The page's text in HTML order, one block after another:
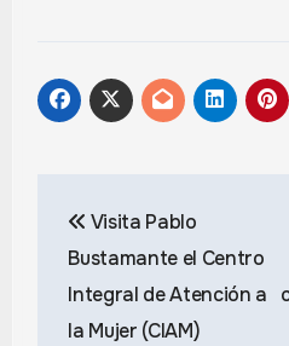
de
entradas
Visita Pablo
Bustamante el Centro
Integral de Atención a
la Mujer (CIAM)